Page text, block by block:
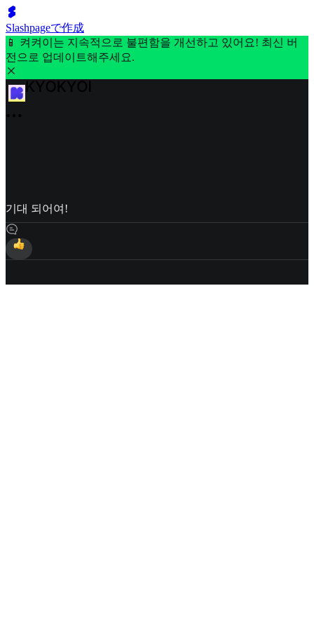
Slashpageで作成
📱 켜켜이는 지속적으로 불편함을 개선하고 있어요! 최신 버
전으로 업데이트해주세요.
기대 되어여!